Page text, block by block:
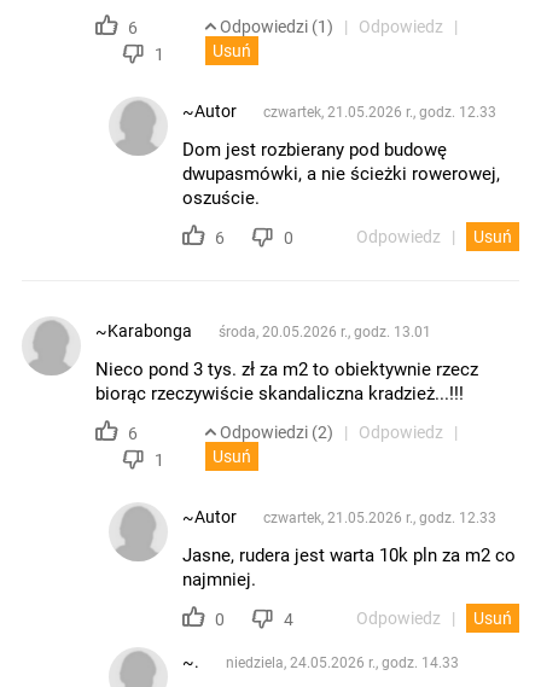
6
1
Odpowiedzi (1)
Odpowiedz
Usuń
~Autor czwartek, 21.05.2026 r., godz. 12.33
Dom jest rozbierany pod budowę
dwupasmówki, a nie ścieżki rowerowej,
oszuście.
6 0 Odpowiedz Usuń
~Karabonga środa, 20.05.2026 r., godz. 13.01
Nieco pond 3 tys. zł za m2 to obiektywnie rzecz
biorąc rzeczywiście skandaliczna kradzież...!!!
6
1
Odpowiedzi (2)
Odpowiedz
Usuń
~Autor czwartek, 21.05.2026 r., godz. 12.33
Jasne, rudera jest warta 10k pln za m2 co
najmniej.
0 4 Odpowiedz
Usuń
~.
niedziela, 24.05.2026 r., godz. 14.33